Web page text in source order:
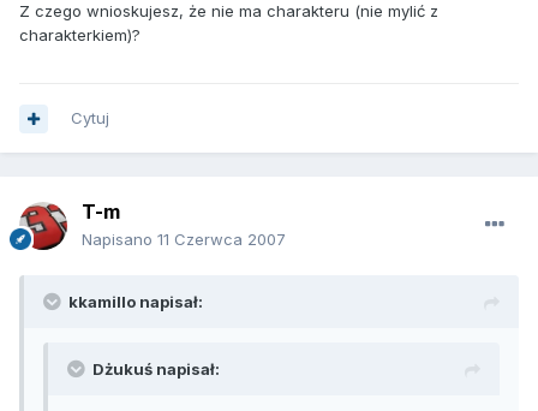
Z czego wnioskujesz, że nie ma charakteru (nie mylić z
charakterkiem)?
Cytuj
T-m
Napisano 11 Czerwca 2007
kkamillo napisał:
Dżukuś napisał: